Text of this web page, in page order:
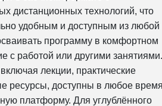
дистанционных технологий, что
удобным и доступным из любой
программу в комфортном
с работой или другими занятиями.
лекции, практические
ресурсы, доступны в любое
платформу. Для углублённого